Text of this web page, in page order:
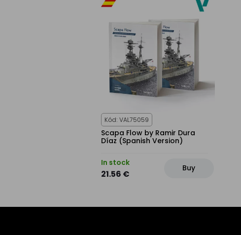
Kód: VAL75059
Scapa Flow by Ramir Dura
Díaz (Spanish Version)
In stock
21.56 €
Buy